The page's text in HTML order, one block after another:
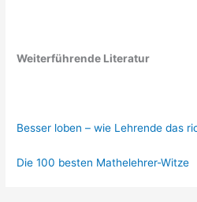
Weiterführende Literatur
Besser loben – wie Lehrende das
Die 100 besten Mathelehrer-Witze